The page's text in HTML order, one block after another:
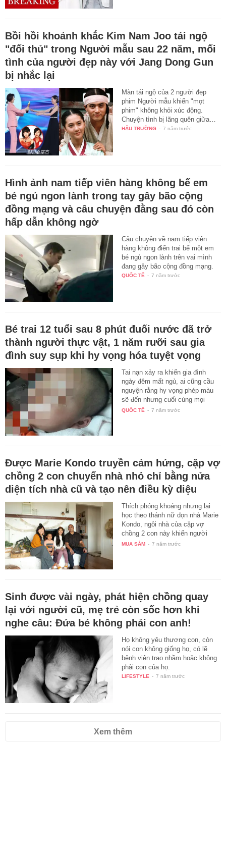
Bồi hồi khoảnh khắc Kim Nam Joo tái ngộ
"đối thủ" trong Người mẫu sau 22 năm, mối
tình của người đẹp này với Jang Dong Gun
bị nhắc lại
Màn tái ngộ của 2 người đẹp
phim Người mẫu khiến "mọt
phim" không khỏi xúc động.
Chuyện tình bị lãng quên giữa…
HẬU TRƯỜNG - 7 năm trước
Hình ảnh nam tiếp viên hàng không bế em
bé ngủ ngon lành trong tay gây bão cộng
đồng mạng và câu chuyện đằng sau đó còn
hấp dẫn không ngờ
Câu chuyện về nam tiếp viên
hàng không điển trai bế một em
bé ngủ ngon lành trên vai mình
đang gây bão cộng đồng mạng.
QUỐC TẾ - 7 năm trước
Bé trai 12 tuổi sau 8 phút đuối nước đã trở
thành người thực vật, 1 năm rưỡi sau gia
đình suy sụp khi hy vọng hóa tuyệt vọng
Tai nạn xảy ra khiến gia đình
ngày đêm mất ngủ, ai cũng cầu
nguyện rằng hy vọng phép màu
sẽ đến nhưng cuối cùng mọi
thứ…
QUỐC TẾ - 7 năm trước
Được Marie Kondo truyền cảm hứng, cặp vợ
chồng 2 con chuyển nhà nhỏ chỉ bằng nửa
diện tích nhà cũ và tạo nên điều kỳ diệu
Thích phóng khoáng nhưng lại
học theo thánh nữ dọn nhà Marie
Kondo, ngôi nhà của cặp vợ
chồng 2 con này khiến người
ta…
MUA SẮM - 7 năm trước
Sinh được vài ngày, phát hiện chồng quay
lại với người cũ, mẹ trẻ còn sốc hơn khi
nghe câu: Đứa bé không phải con anh!
Họ không yêu thương con, còn
nói con không giống họ, có lẽ
bệnh viện trao nhầm hoặc không
phải con của họ.
LIFESTYLE - 7 năm trước
Xem thêm